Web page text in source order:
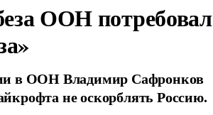
ООН потребовал
в ООН Владимир Сафронков
не оскорблять Россию.